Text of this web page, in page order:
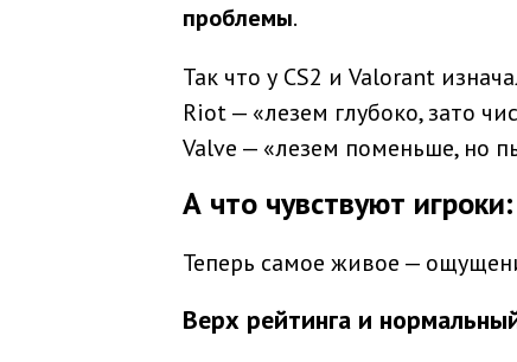
проблемы.
Так что у CS2 и Valorant
Riot — «лезем глубоко, зато
Valve — «лезем поменьше, но
А что чувствуют
Теперь самое живое —
Верх рейтинга и